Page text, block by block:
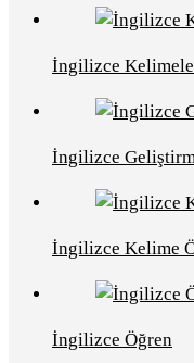
İngilizce
İngilizce
İngilizce Kelime
İngilizce Öğren